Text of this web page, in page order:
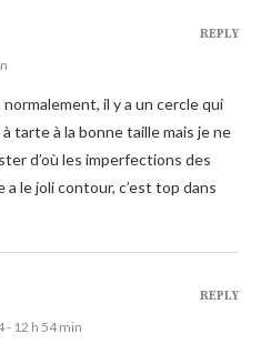
il y a un cercle qui
tarte à la bonne taille mais je ne
d’où les imperfections des
le joli contour, c’est top dans
REPLY
- 12 h 54 min
REPLY